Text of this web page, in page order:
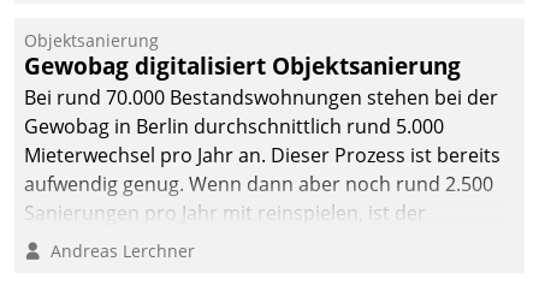
Objektsanierung
Gewobag digitalisiert Objektsanierung
Bei rund 70.000 Bestandswohnungen stehen bei der
Gewobag in Berlin durchschnittlich rund 5.000
Mieterwechsel pro Jahr an. Dieser Prozess ist bereits
aufwendig genug. Wenn dann aber noch rund 2.500
Sanierungen pro Jahr mit reinspielen, ist der
Betreuungs- und Organisationsaufwand immens. Im
Andreas Lerchner